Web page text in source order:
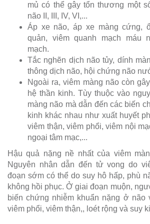
mủ có thể gây tổn thương một
não II, III, IV, VI,...
Áp xe não, áp xe màng cứng,
quản, viêm quanh mạch máu
mạch.
Tắc nghẽn dịch não tủy, dính
thông dịch não, hội chứng não
Ngoài ra, viêm màng não còn
hệ thần kinh. Tùy thuộc vào
màng não mà dẫn đến các biến
kinh khác nhau như xuất huyết
viêm thận, viêm phổi, viêm nội
ngoại tâm mạc,...
Hậu quả nặng nề nhất của viêm
Nguyên nhân dẫn đến tử vong do
đoạn sớm có thể do suy hô hấp, phù
không hồi phục. Ở giai đoạn muộn,
biến chứng nhiễm khuẩn nặng ở não
viêm phổi, viêm thận,, loét rộng và suy